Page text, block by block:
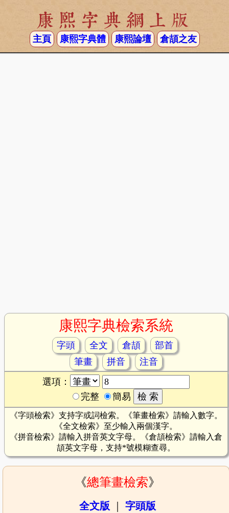
康熙字典網上版
主頁 康熙字典體 康熙論壇 倉頡之友
康熙字典檢索系統
字頭 全文 倉頡
部首
筆畫
拼音
注音
選項：
完整
簡易
《字頭檢索》支持字或詞檢索。《筆畫檢索》請輸入數字。
《全文檢索》至少輸入兩個漢字。
《拼音檢索》請輸入拼音英文字母。《倉頡檢索》請輸入倉
頡英文字母，支持*號模糊查尋。
《總筆畫檢索》
全文版 字頭版